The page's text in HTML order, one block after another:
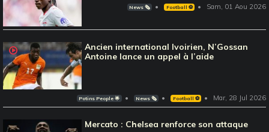
News 🗞️ Football ⚽️ Sam, 01 Aou 2026
Ancien international Ivoirien, N’Gossan
Antoine lance un appel à l’aide
Potins People 🌟 News 🗞️ Football ⚽️ Mar, 28 Jul 2026
Mercato : Chelsea renforce son attaque